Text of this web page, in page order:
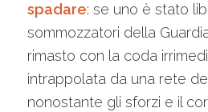
spadare: se uno è stato
sommozzatori della
rimasto con la coda
intrappolata da una rete
nonostante gli sforzi e il